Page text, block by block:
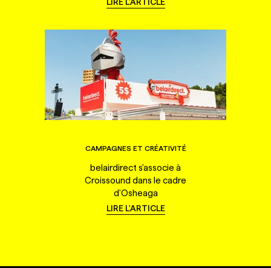
CAMPAGNES ET CRÉATIVITÉ
belairdirect s'associe à
Croissound dans le cadre
d'Osheaga
LIRE L'ARTICLE